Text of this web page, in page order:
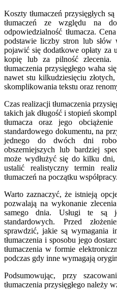
Koszty tłumaczeń przysięgłych
tłumaczeń ze względu na
odpowiedzialność tłumacza.
podstawie liczby stron lub słów
pojawić się dodatkowe opłaty za
kopię lub za pilność zlecenia.
tłumaczenia przysięgłego waha
nawet stu kilkudziesięciu
skomplikowania tekstu oraz
Czas realizacji tłumaczenia
takich jak długość i stopień
tłumacza oraz jego
standardowego dokumentu, na
jednego do dwóch dni
obszerniejszych lub bardziej
może wydłużyć się do kilku
ustalić realistyczny termin
tłumaczeń na początku współpracy.
Warto zaznaczyć, że istnieją
pozwalają na wykonanie
samego dnia. Usługi te są
standardowych. Przed
sprawdzić, jakie są wymagania
tłumaczenia i sposobu jego
tłumaczenia w formie
podczas gdy inne wymagają
Podsumowując, przy
tłumaczenia przysięgłego należy